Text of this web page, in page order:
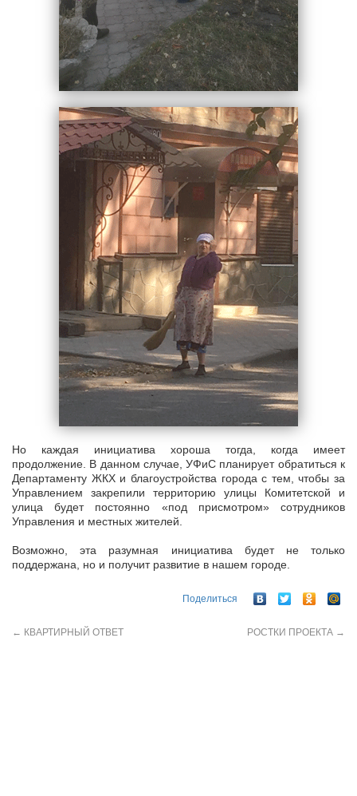
Но каждая инициатива хороша тогда, когда имеет
продолжение. В данном случае, УФиС планирует обратиться к
Департаменту ЖКХ и благоустройства города с тем, чтобы за
Управлением закрепили территорию улицы Комитетской и
улица будет постоянно «под присмотром» сотрудников
Управления и местных жителей.
Возможно, эта разумная инициатива будет не только
поддержана, но и получит развитие в нашем городе.
Поделиться
← КВАРТИРНЫЙ ОТВЕТ РОСТКИ ПРОЕКТА →